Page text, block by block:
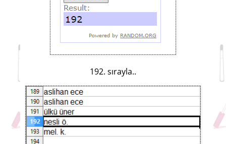
192. sırayla..